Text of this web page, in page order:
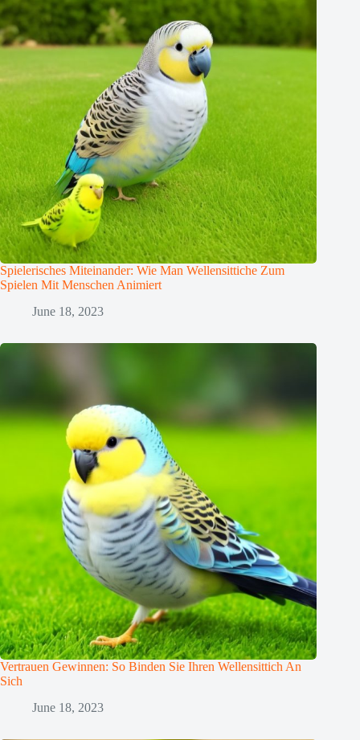
Spielerisches Miteinander: Wie Man Wellensittiche Zum
Spielen Mit Menschen Animiert
June 18, 2023
Vertrauen Gewinnen: So Binden Sie Ihren Wellensittich An
Sich
June 18, 2023